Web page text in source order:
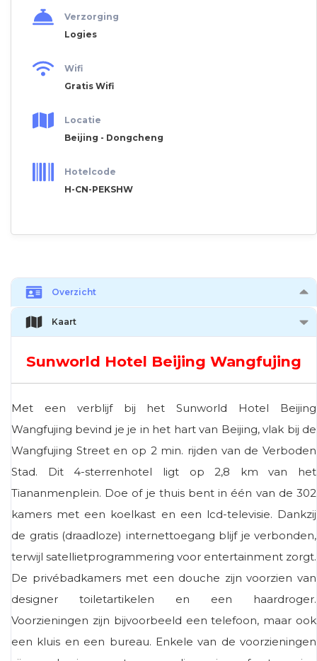
Verzorging
Logies
Wifi
Gratis Wifi
Locatie
Beijing - Dongcheng
Hotelcode
H-CN-PEKSHW
Overzicht
Kaart
Sunworld Hotel Beijing Wangfujing
Met een verblijf bij het Sunworld Hotel Beijing
Wangfujing bevind je je in het hart van Beijing, vlak bij de
Wangfujing Street en op 2 min. rijden van de Verboden
Stad. Dit 4-sterrenhotel ligt op 2,8 km van het
Tiananmenplein. Doe of je thuis bent in één van de 302
kamers met een koelkast en een lcd-televisie. Dankzij
de gratis (draadloze) internettoegang blijf je verbonden,
terwijl satellietprogrammering voor entertainment zorgt.
De privébadkamers met een douche zijn voorzien van
designer toiletartikelen en een haardroger.
Voorzieningen zijn bijvoorbeeld een telefoon, maar ook
een kluis en een bureau. Enkele van de voorzieningen